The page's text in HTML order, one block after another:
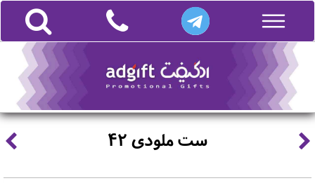
ست ملودی 42